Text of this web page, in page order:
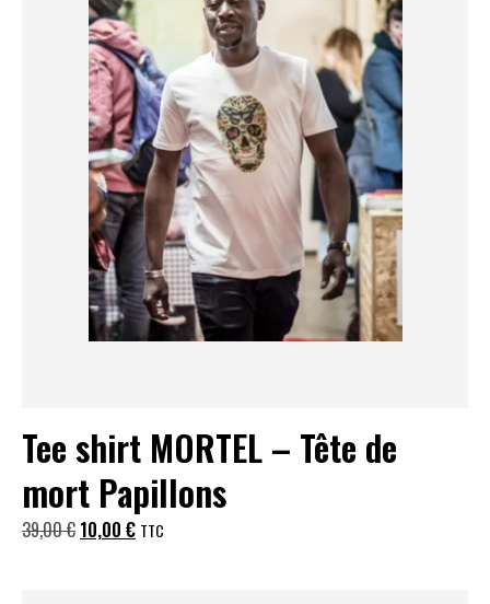
Tee shirt MORTEL – Tête de
mort Papillons
39,00€ Le
10,00 €LeTTC